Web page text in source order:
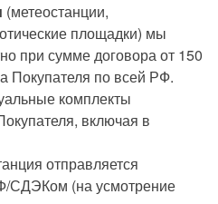
(метеостанции,
площадки) мы
при сумме договора от 150
Покупателя по всей РФ.
комплекты
включая в
отправляется
СДЭКом (на усмотрение